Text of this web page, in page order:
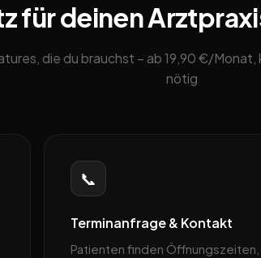
für deinen
die du brauchst – ab 19,90 €/
nötig
📞
Terminanfrage & Kontakt
Patienten finden Öffnungszeiten,